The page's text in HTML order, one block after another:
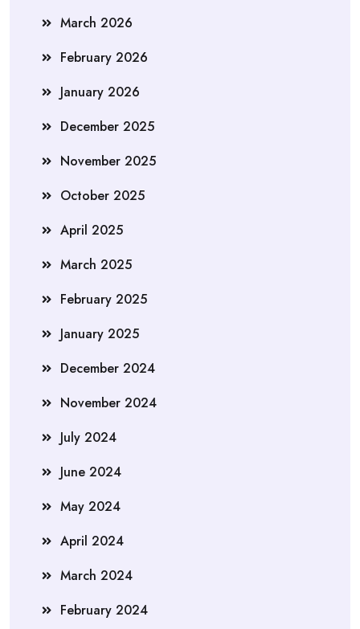
March 2026
February 2026
January 2026
December 2025
November 2025
October 2025
April 2025
March 2025
February 2025
January 2025
December 2024
November 2024
July 2024
June 2024
May 2024
April 2024
March 2024
February 2024